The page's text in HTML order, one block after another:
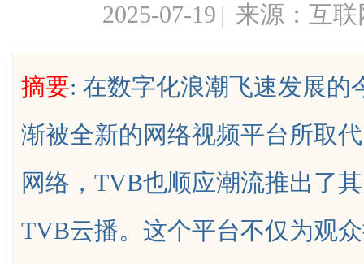
uz
2025-07-19 | 来源：互联
摘要: 在数字化浪潮飞速发展的
渐被全新的网络视频平台所取
网络，TVB也顺应潮流推出了
TVB云播。这个平台不仅为观
新先锋